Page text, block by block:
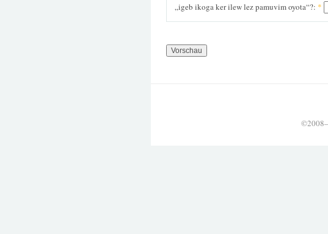
„igeb ikoga ker ilew lez pamuvim oyota“?: *